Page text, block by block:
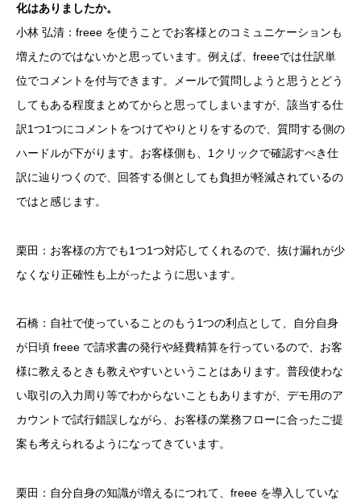
化はありましたか。
小林 弘清：freee を使うことでお客様とのコミュニケーションも
増えたのではないかと思っています。例えば、freeeでは仕訳単
位でコメントを付与できます。メールで質問しようと思うとどう
してもある程度まとめてからと思ってしまいますが、該当する仕
訳1つ1つにコメントをつけてやりとりをするので、質問する側の
ハードルが下がります。お客様側も、1クリックで確認すべき仕
訳に辿りつくので、回答する側としても負担が軽減されているの
ではと感じます。
栗田：お客様の方でも1つ1つ対応してくれるので、抜け漏れが少
なくなり正確性も上がったように思います。
石橋：自社で使っていることのもう1つの利点として、自分自身
が日頃 freee で請求書の発行や経費精算を行っているので、お客
様に教えるときも教えやすいということはあります。普段使わな
い取引の入力周り等でわからないこともありますが、デモ用のア
カウントで試行錯誤しながら、お客様の業務フローに合ったご提
案も考えられるようになってきています。
栗田：自分自身の知識が増えるにつれて、freee を導入していな